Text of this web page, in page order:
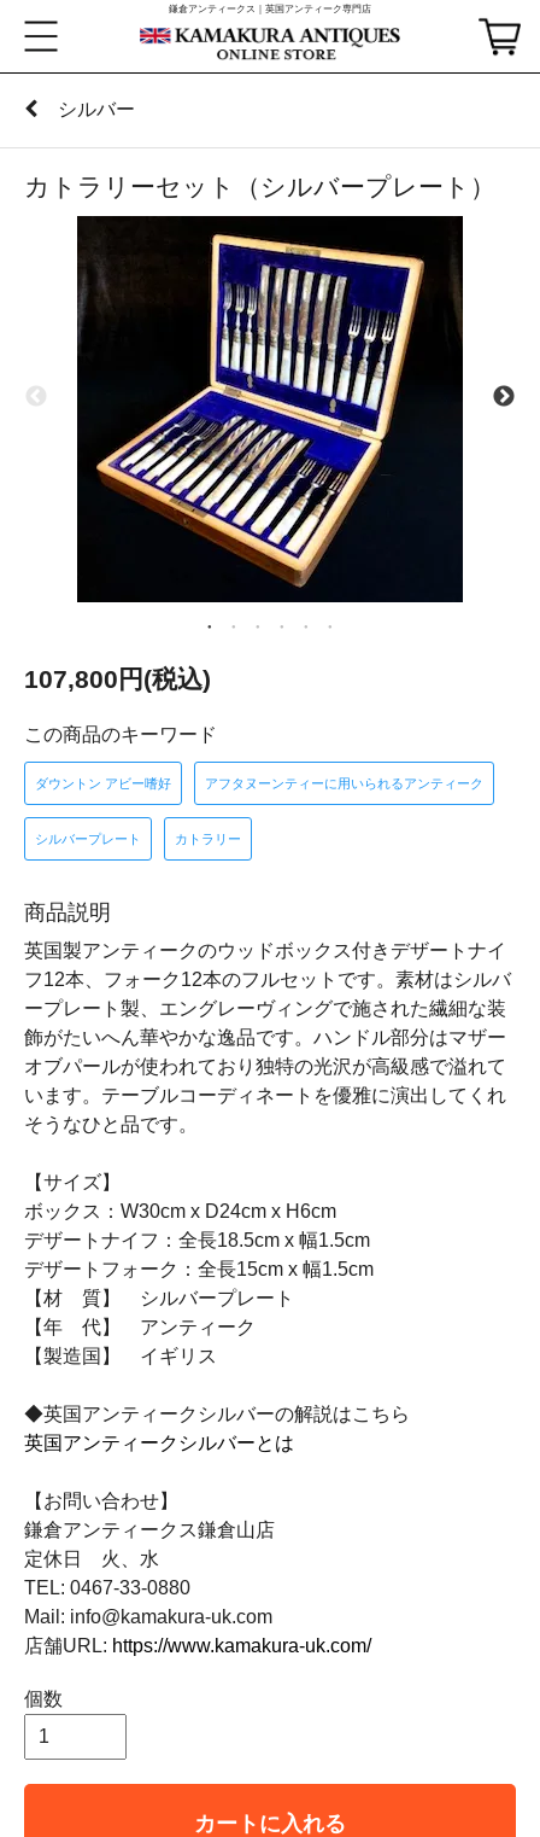
鎌倉アンティークス｜英国アンティーク専門店
シルバー
カトラリーセット（シルバープレート）
107,800円(税込)
この商品のキーワード
ダウントン アビー嗜好 アフタヌーンティーに用いられるアンティーク
シルバープレート カトラリー
商品説明
英国製アンティークのウッドボックス付きデザートナイ
フ12本、フォーク12本のフルセットです。素材はシルバ
ープレート製、エングレーヴィングで施された繊細な装
飾がたいへん華やかな逸品です。ハンドル部分はマザー
オブパールが使われており独特の光沢が高級感で溢れて
います。テーブルコーディネートを優雅に演出してくれ
そうなひと品です。
【サイズ】
ボックス：W30cm x D24cm x H6cm
デザートナイフ：全長18.5cm x 幅1.5cm
デザートフォーク：全長15cm x 幅1.5cm
【材 質】 シルバープレート
【年 代】 アンティーク
【製造国】 イギリス
◆英国アンティークシルバーの解説はこちら
英国アンティークシルバーとは
【お問い合わせ】
鎌倉アンティークス鎌倉山店
定休日 火、水
TEL: 0467-33-0880
Mail: info@kamakura-uk.com
店舗URL: https://www.kamakura-uk.com/
個数
カートに入れる